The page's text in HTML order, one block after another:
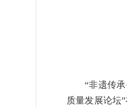
“非遗传
质量发展论坛